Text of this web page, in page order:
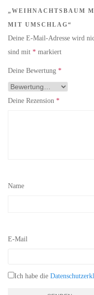
„WEIHNACHTSBAUM
MIT UMSCHLAG“
Deine E-Mail-Adresse wird
sind mit * markiert
Deine Bewertung *
Deine Rezension *
Name
E-Mail
Ich habe die